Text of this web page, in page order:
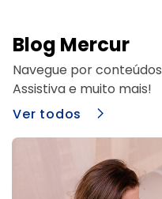
Blog Mercur
Navegue por
Assistiva e muito mais!
Ver todos